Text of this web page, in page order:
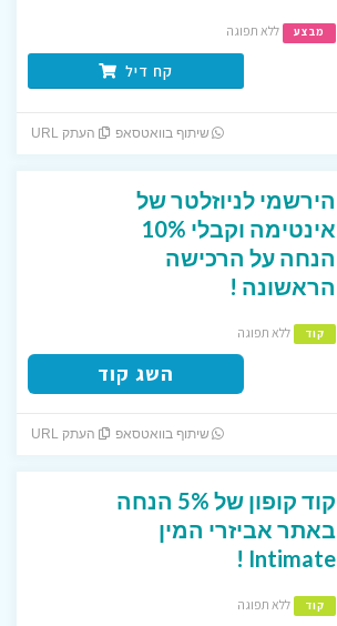
מבצע ללא תפוגה
קח דיל
שיתוף בוואטסאפ העתק URL
הירשמי לניוזלטר של
אינטימה וקבלי 10%
הנחה על הרכישה
הראשונה !
קוד ללא תפוגה
השג קוד
שיתוף בוואטסאפ העתק URL
קוד קופון של 5% הנחה
באתר אביזרי המין
Intimate !
קוד ללא תפוגה